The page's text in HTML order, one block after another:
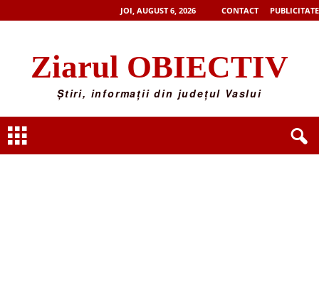
JOI, AUGUST 6, 2026 CONTACT PUBLICITATE
Ziarul OBIECTIV
Știri, informații din județul Vaslui